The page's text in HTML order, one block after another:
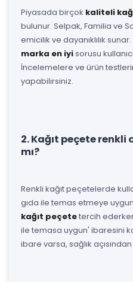
Piyasada birçok kaliteli
bulunur. Selpak, Familia ve
emicilik ve dayanıklılık
marka en iyisorusu
İncelemelere ve ürün
yapabilirsiniz.
2. Kağıt peçete renkli
mı?
Renkli kağıt peçetelerde
gıda ile temas etmeye
kağıt peçetetercih
ile temasa uygun' ibaresini
ibare varsa, sağlık